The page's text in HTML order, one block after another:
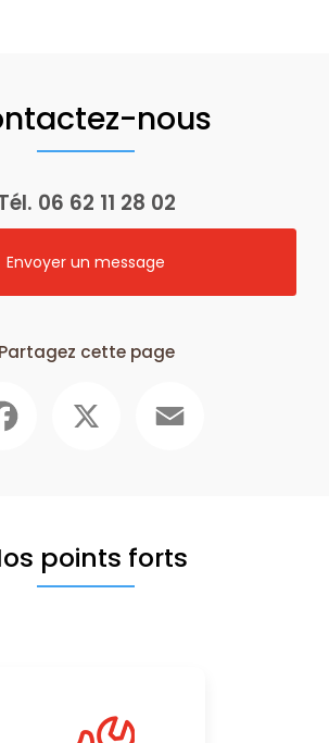
nous
06 62 11 28 02
Envoyer un message
Partagez cette page
points forts